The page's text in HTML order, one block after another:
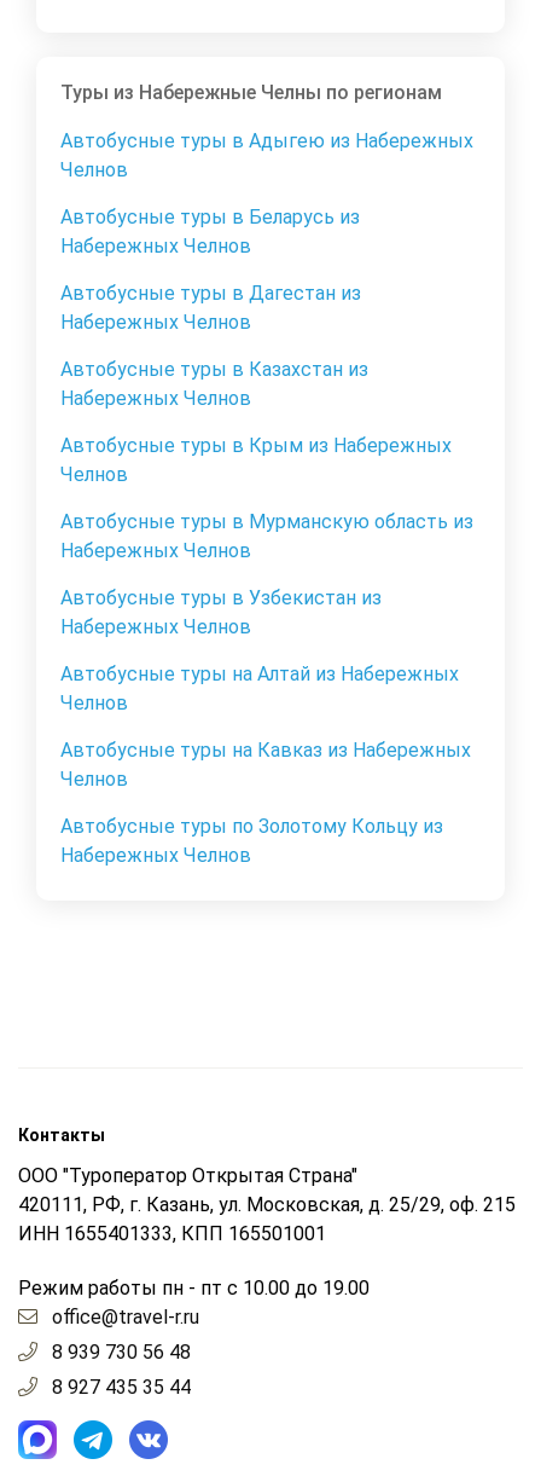
Туры из Набережные Челны по регионам
Автобусные туры в Адыгею из Набережных
Челнов
Автобусные туры в Беларусь из
Набережных Челнов
Автобусные туры в Дагестан из
Набережных Челнов
Автобусные туры в Казахстан из
Набережных Челнов
Автобусные туры в Крым из Набережных
Челнов
Автобусные туры в Мурманскую область из
Набережных Челнов
Автобусные туры в Узбекистан из
Набережных Челнов
Автобусные туры на Алтай из Набережных
Челнов
Автобусные туры на Кавказ из Набережных
Челнов
Автобусные туры по Золотому Кольцу из
Набережных Челнов
Контакты
ООО "Туроператор Открытая Страна"
420111, РФ, г. Казань, ул. Московская, д. 25/29, оф. 215
ИНН 1655401333, КПП 165501001
Режим работы пн - пт с 10.00 до 19.00
office@travel-r.ru
8 939 730 56 48
8 927 435 35 44